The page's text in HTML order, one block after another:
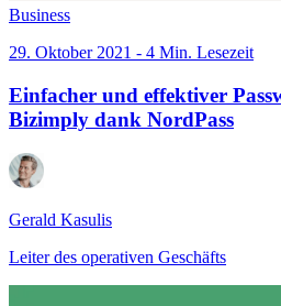
Business
29. Oktober 2021 - 4 Min. Lesezeit
Einfacher und effektiver
Bizimply dank NordPass
Gerald Kasulis
Leiter des operativen Geschäfts